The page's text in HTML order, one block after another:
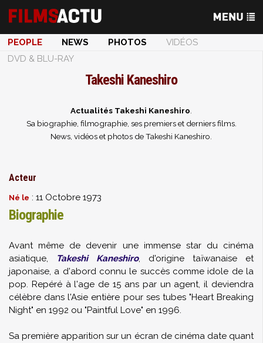
PEOPLE NEWS PHOTOS
VIDÉOS
DVD & BLU-RAY
Takeshi Kaneshiro
Actualités Takeshi Kaneshiro
Sa biographie, filmographie, ses premiers et derniers films.
News, vidéos et photos de Takeshi Kaneshiro.
Acteur
Né le : 11 Octobre 1973
Biographie
Avant même de devenir une immense star du cinéma
asiatique,
Takeshi Kaneshiro, d'origine taïwanaise et
japonaise, a d'abord connu le succès comme idole de la
pop. Repéré à l'age de 15 ans par un agent, il deviendra
célèbre dans l'Asie entière pour ses tubes "Heart Breaking
Night" en 1992 ou "Paintful Love" en 1996.
Sa première apparition sur un écran de cinéma date quant